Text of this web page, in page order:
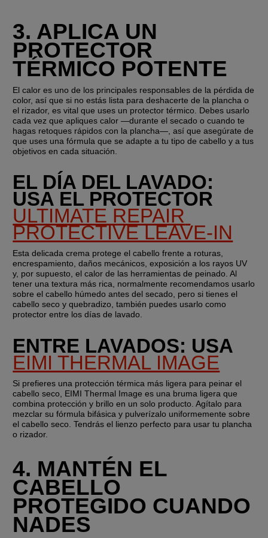
3. APLICA UN
PROTECTOR
TÉRMICO POTENTE
El calor es uno de los principales responsables de la pérdida de
color, así que si no estás lista para deshacerte de la plancha o
el rizador, es vital que uses un protector térmico. Debes usarlo
cada vez que apliques calor —durante el secado o cuando te
hagas retoques rápidos con la plancha—, así que asegúrate de
que uses una fórmula que se adapte a tu tipo de cabello y a tus
objetivos en cada situación.
EL DÍA DEL LAVADO:
ULTIMATE REPAIR
PROTECTIVE LEAVE-IN
Esta delicada crema protege el cabello frente a roturas,
encrespamiento, daños mecánicos, exposición a los rayos UV
y, por supuesto, el calor de las herramientas de peinado. Al
tener una textura más rica, normalmente recomendamos usarlo
sobre el cabello húmedo antes del secado, pero si tienes el
cabello seco y quebradizo, también puedes usarlo como
protector entre los días de lavado.
EIMI THERMAL IMAGE
Si prefieres una protección térmica más ligera para peinar el
cabello seco, EIMI Thermal Image es una bruma ligera que
combina protección y brillo en un solo producto. Agítalo para
mezclar su fórmula bifásica y pulverízalo uniformemente sobre
el cabello seco. Tendrás el lienzo perfecto para usar tu plancha
o rizador.
4. MANTÉN EL
CABELLO
PROTEGIDO CUANDO
NADES